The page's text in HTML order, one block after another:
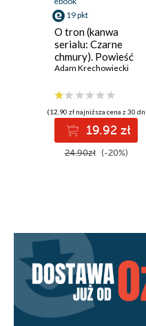
19 pkt
O tron (kanwa
serialu: Czarne
chmury). Powieść
historyczna z XVII
Adam Krechowiecki
(12,90 zł najniższa cena z 30
19.92 zł
24.90zł (-20%)